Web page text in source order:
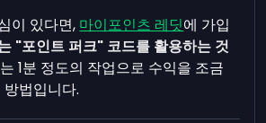
이 있다면, 마이포인츠 레딧에 가입
"포인트 퍼크" 코드를 활용하는 것
1분 정도의 작업으로 수익을 조금
방법입니다.